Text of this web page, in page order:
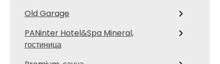
Old Garage
PANinter Hotel&Spa Mineral,
гостиница